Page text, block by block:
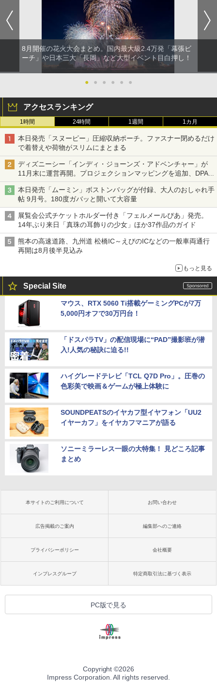
8月開催の花火大会まとめ。国内最大級2.4万発「幕張ビ
ーチ」や日本三大「長岡」など大型イベント目白押し！
● ● ● ● ● ●
アクセスランキング
1時間 24時間 1週間 1カ月
本日発売「スヌーピー」圧縮収納ポーチ。ファスナー閉めるだけ
で着替えや荷物がスリムにまとまる
ディズニーシー「インディ・ジョーンズ・アドベンチャー」が
11月末に運営再開。プロジェクションマッピングを追加、DPA
は1500円
本日発売「ムーミン」ボストンバッグが付録、大人のおしゃれ手
帖 9月号。180度ガバッと開いて大容量
展覧会公式チケットホルダー付き「フェルメールぴあ」発売。
14年ぶり来日「真珠の耳飾りの少女」ほか37作品のガイド
熊本の高速道路、九州道 松橋IC～えびのICなどの一般車両通行
再開は8月後半見込み
もっと見る
Special Site
マウス、RTX 5060 Ti搭載ゲーミングPCが7万
5,000円オフで30万円台！
「ドスパラTV」の配信現場に“PAD”撮影班が潜
入!人気の秘訣に迫る!!
ハイグレードテレビ「TCL Q7D Pro」。圧巻の
色彩美で映画＆ゲームが極上体験に
SOUNDPEATSのイヤカフ型イヤフォン「UU2
イヤーカフ」をイヤカフマニアが語る
ソニーミラーレス一眼の大特集！ 見どころ記事
まとめ
本サイトのご利用について お問い合わせ
広告掲載のご案内 編集部へのご連絡
プライバシーポリシー 会社概要
インプレスグループ 特定商取引法に基づく表示
PC版で見る
Copyright ©2026
Impress Corporation. All rights reserved.